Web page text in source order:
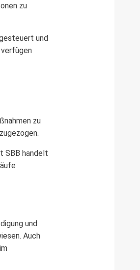
zu
und
zu
SBB handelt
und
Auch